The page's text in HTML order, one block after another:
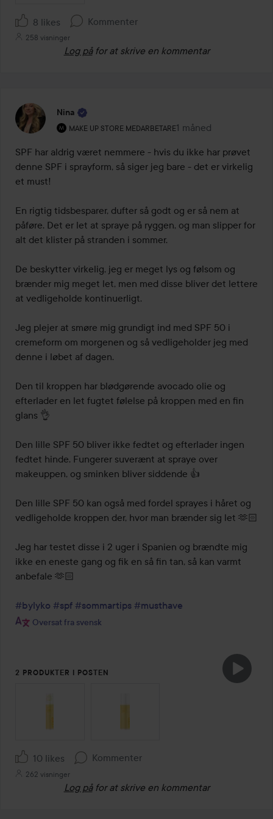
8 likes Kommenter
258 visninger
Log på for at skrive en kommentar
Nina
MAKE UP STORE MEDARBETARE
Brugerens rolle: Make Up Store medarbetare.
1 måned
Posten blev oprettet 1
SPF har aldrig været nemmere - hvis du ikke har prøvet
denne SPF i sprayform, så siger jeg bare - det er virkelig
et must!
En rigtig tidsbesparer, dufter så godt og er så nem at
påføre. Det er let at spraye på ryggen, og man slipper for
alt det klister på stranden i sommer.
De beskytter virkelig, jeg er meget lys og følsom og
brænder mig meget let, men med disse bliver det lettere
at vedligeholde kontinuerligt.
Jeg plejer at smøre mig grundigt ind med SPF 50 i
cremeform om morgenen og så vedligeholder jeg med
denne i løbet af dagen.
Den til kroppen har blødgørende avocado olie og
efterlader en let fugtet følelse på kroppen med en fin
glans 👌
Den lille SPF 50 bliver ikke fedtet og efterlader ingen
fedtet hinde. Fungerer suverænt at spraye over
makeuppen, og sminken bliver siddende 👍
Den lille SPF 50 kan også med fordel sprayes i håret og
vedligeholde kroppen der, hvor man brænder sig let 🫶🏻
Jeg har testet disse i 2 uger i Spanien og brændte mig
ikke en eneste gang og fik en så fin tan, så kan varmt
anbefale 🫶🏻
#bylyko #spf #sommartips #musthave
Oversat fra svensk
2 PRODUKTER I POSTEN
10 likes Kommenter
262 visninger
Log på for at skrive en kommentar